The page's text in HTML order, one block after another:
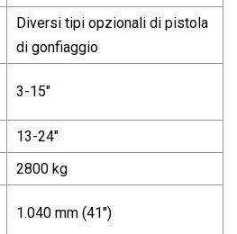
Diversi tipi opzionali di pistola
di gonfiaggio
3-15"
13-24"
2800 kg
1.040 mm (41")